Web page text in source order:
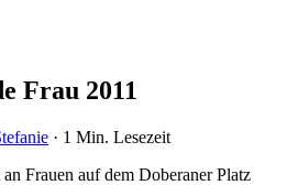
Frau 2011
· 1 Min. Lesezeit
Frauen auf dem Doberaner Platz